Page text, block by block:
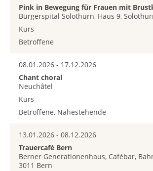
Pink in Bewegung für Frauen mit
Bürgerspital Solothurn, Haus 9,
Kurs
Betroffene
08.01.2026 - 17.12.2026
Chant choral
Neuchâtel
Kurs
Betroffene, Nahestehende
13.01.2026 - 08.12.2026
Trauercafé Bern
Berner Generationenhaus, Cafébar,
3011 Bern